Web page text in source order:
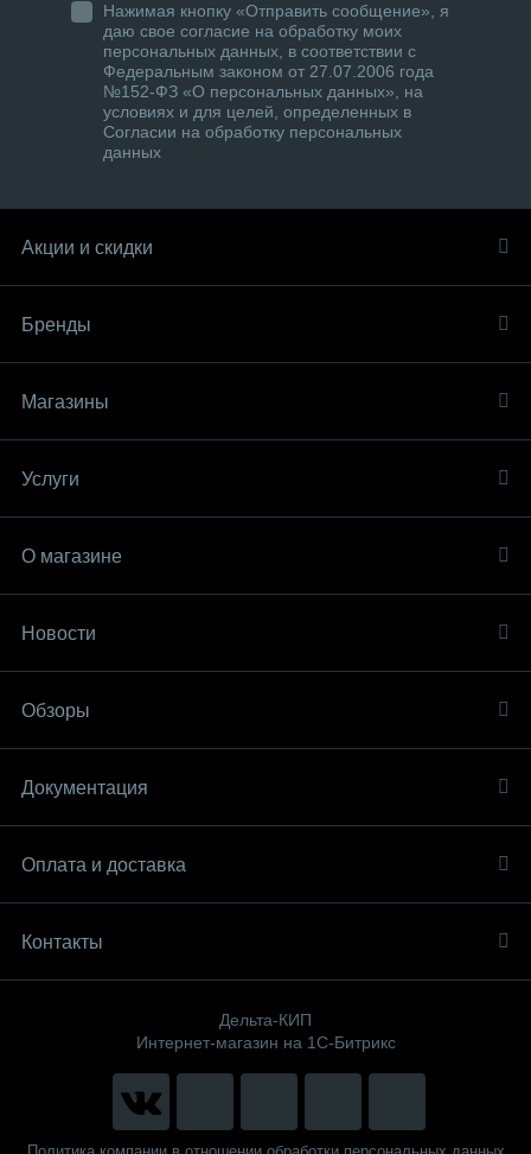
Нажимая кнопку «Отправить сообщение», я
даю свое согласие на обработку моих
персональных данных, в соответствии с
Федеральным законом от 27.07.2006 года
№152-ФЗ «О персональных данных», на
условиях и для целей, определенных в
Согласии на обработку персональных
данных
Акции и скидки
Бренды
Магазины
Услуги
О магазине
Новости
Обзоры
Документация
Оплата и доставка
Контакты
Дельта-КИП
Интернет-магазин на 1С-Битрикс